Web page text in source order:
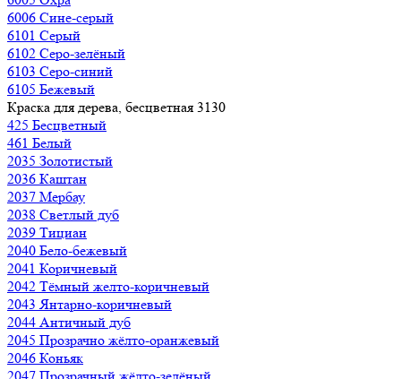
6006 Сине-серый
6101 Серый
6102 Серо-зелёный
6103 Серо-синий
6105 Бежевый
Краска для дерева, бесцветная 3130
425 Бесцветный
461 Белый
2035 Золотистый
2036 Каштан
2037 Мербау
2038 Светлый дуб
2039 Тициан
2040 Бело-бежевый
2041 Коричневый
2042 Тёмный желто-коричневый
2043 Янтарно-коричневый
2044 Античный дуб
2045 Прозрачно жёлто-оранжевый
2046 Коньяк
2047 Прозрачный жёлто-зелёный